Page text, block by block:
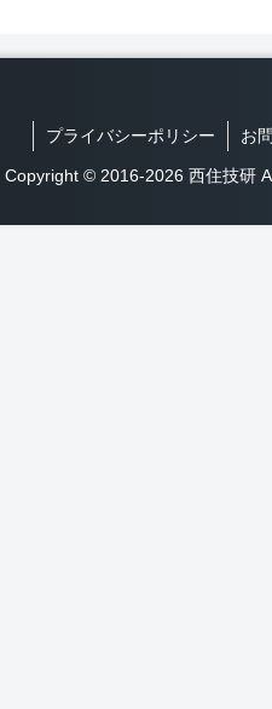
プライバシーポリシー お
Copyright © 2016-2026 西住技研